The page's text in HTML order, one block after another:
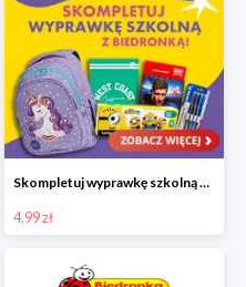
Skompletuj wyprawkę szkolną z Biedronką od 4,99 zł
4.99 zł